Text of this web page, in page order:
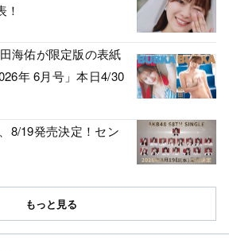
海佑が限定版の表紙
年 6月号」本日4/30
8/19発売決定！セン
もっと見る